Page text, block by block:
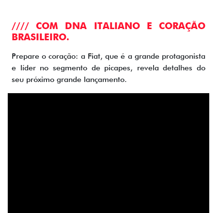
//// COM DNA ITALIANO E CORAÇÃO
BRASILEIRO.
Prepare o coração: a Fiat, que é a grande protagonista
e líder no segmento de picapes, revela detalhes do
seu próximo grande lançamento.